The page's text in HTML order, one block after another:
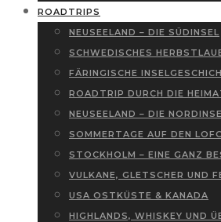
ROADTRIPS
NEUSEELAND – DIE SÜDINSEL
SCHWEDISCHES
FÄRINGISCHE
ROADTRIP DURCH DIE
NEUSEELAND – DIE
SOMMERTAGE AUF DEN
STOCKHOLM – EINE GANZ
VULKANE, GLETSCHER UND
USA OSTKÜSTE & KANADA
HIGHLANDS, WHISKEY UND